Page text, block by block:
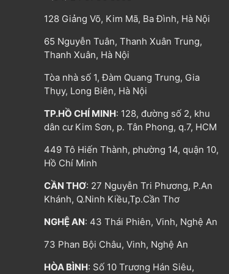
128 Giảng Võ, Kim Mã, Ba Đình, Hà Nội
65 Nguyễn Tuân, Thanh Xuân Trung,
Thanh Xuân, Hà Nội
Tòa nhà số 1, Đàm Quang Trung, Gia
Thụy, Long Biên, Hà Nội
TP.HỒ CHÍ MINH: 128, đường số 2, khu
dân cư Kim Sơn, p. Tân Phong, q.7, HCM
449 Tô Hiến Thành, phường 14, quận 10,
Hồ Chí Minh
CẦN THƠ: 27 Nguyễn Tri Phương, P.An
Khánh, Q.Ninh Kiều,Tp.Cần Thơ
NGHỆ AN: 43 Thái Phiên, Vinh, Nghệ An
73 Phan Bội Châu, Vinh, Nghệ An
HÒA BÌNH: Số 10 Trương Hán Siêu,